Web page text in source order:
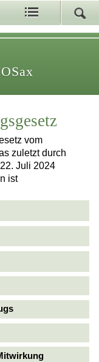
vom
zuletzt durch
Juli 2024
ist